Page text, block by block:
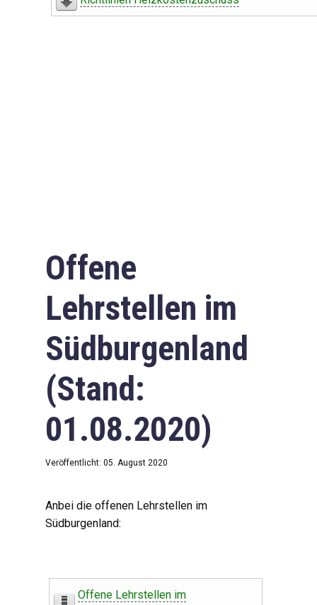
Offene
Lehrstellen im
Südburgenland
(Stand:
01.08.2020)
Veröffentlicht: 05. August 2020
Anbei die offenen Lehrstellen im
Südburgenland:
Offene Lehrstellen im